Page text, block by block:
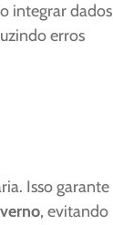
integrar dados
erros
Isso garante
, evitando